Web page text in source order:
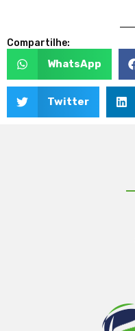
Compartilhe:
WhatsApp
Twitter